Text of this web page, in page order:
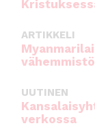
ARTIKKELI
UUTINEN
verkossa